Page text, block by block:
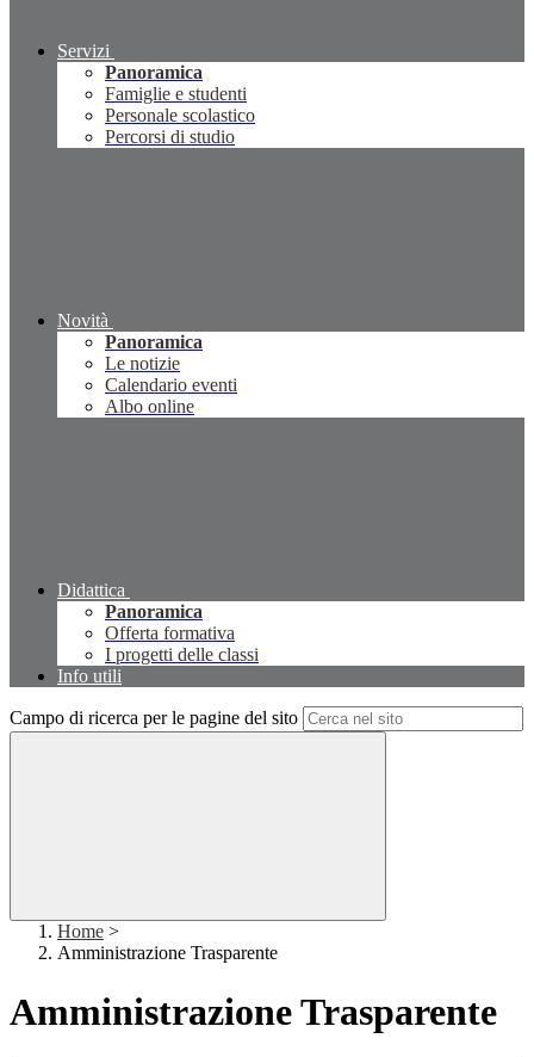
Servizi
Panoramica
Famiglie e studenti
Personale scolastico
Percorsi di studio
Novità
Panoramica
Le notizie
Calendario eventi
Albo online
Didattica
Panoramica
Offerta formativa
I progetti delle classi
Info utili
Campo di ricerca per le pagine del sito
Home >
Amministrazione Trasparente
Amministrazione Trasparente